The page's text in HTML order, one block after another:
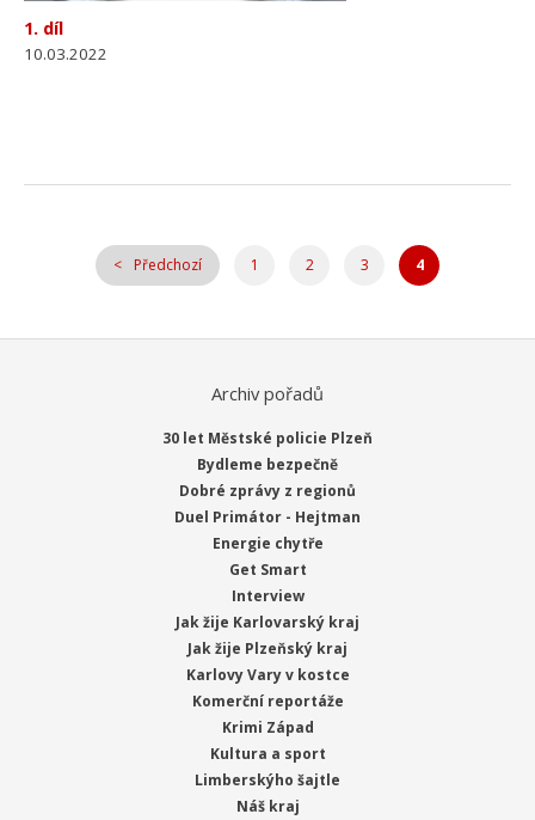
1. díl
10.03.2022
Předchozí 1 2 3 4
Archiv pořadů
30 let Městské policie Plzeň
Bydleme bezpečně
Dobré zprávy z regionů
Duel Primátor - Hejtman
Energie chytře
Get Smart
Interview
Jak žije Karlovarský kraj
Jak žije Plzeňský kraj
Karlovy Vary v kostce
Komerční reportáže
Krimi Západ
Kultura a sport
Limberskýho šajtle
Náš kraj